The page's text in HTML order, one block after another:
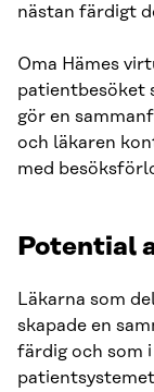
nästan färdigt
Oma Hämes
patientbesöket
gör en
och läkaren
med
Potential
Läkarna som
skapade en
färdig och som